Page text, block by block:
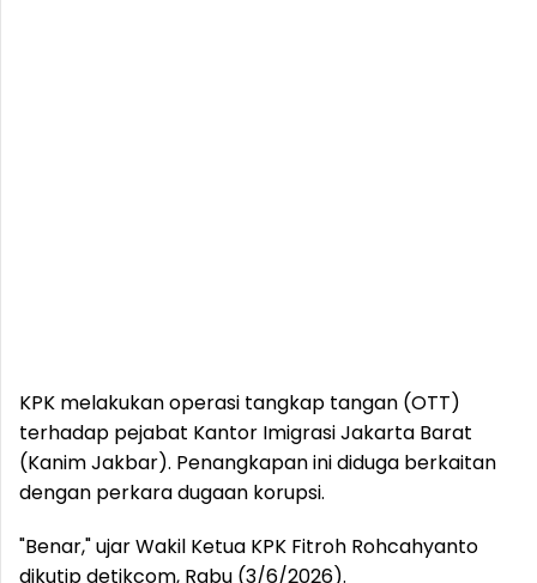
KPK melakukan operasi tangkap tangan (OTT)
terhadap pejabat Kantor Imigrasi Jakarta Barat
(Kanim Jakbar). Penangkapan ini diduga berkaitan
dengan perkara dugaan korupsi.
"Benar," ujar Wakil Ketua KPK Fitroh Rohcahyanto
dikutip detikcom, Rabu (3/6/2026).